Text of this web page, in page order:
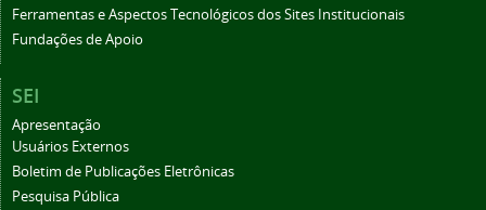
Ferramentas e Aspectos Tecnológicos dos Sites Institucionais
Fundações de Apoio
SEI
Apresentação
Usuários Externos
Boletim de Publicações Eletrônicas
Pesquisa Pública